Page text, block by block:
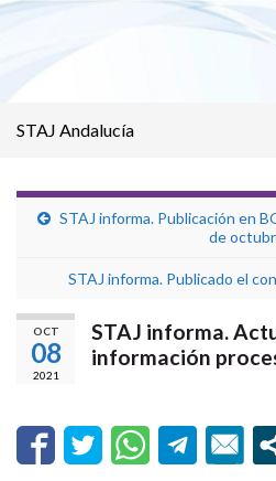
STAJ Andalucía
STAJ informa. Publicación en
de
STAJ informa. Publicado el
OCT
08
2021
STAJ informa.
información